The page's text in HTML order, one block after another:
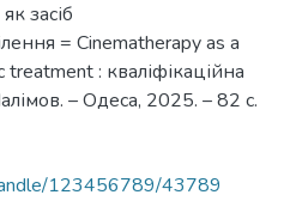
засіб
= Cinematherapy as a
: кваліфікаційна
– Одеса, 2025. – 82 с.
123456789/43789